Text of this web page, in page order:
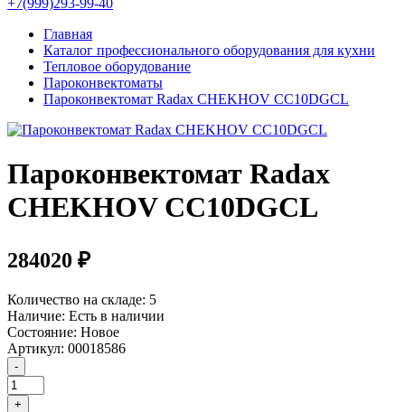
+7(999)293-99-40
Главная
Каталог профессионального оборудования для кухни
Тепловое оборудование
Пароконвектоматы
Пароконвектомат Radax CHEKHOV CC10DGCL
Пароконвектомат Radax
CHEKHOV CC10DGCL
284020 ₽
Количество на складе: 5
Наличие: Есть в наличии
Состояние: Новое
Артикул: 00018586